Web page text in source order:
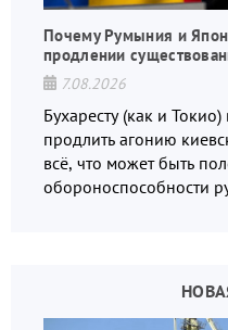
Почему Румыния и
продлении
7.08.2026
Бухаресту (как и
продлить агонию
всё, что может быть
обороноспособности